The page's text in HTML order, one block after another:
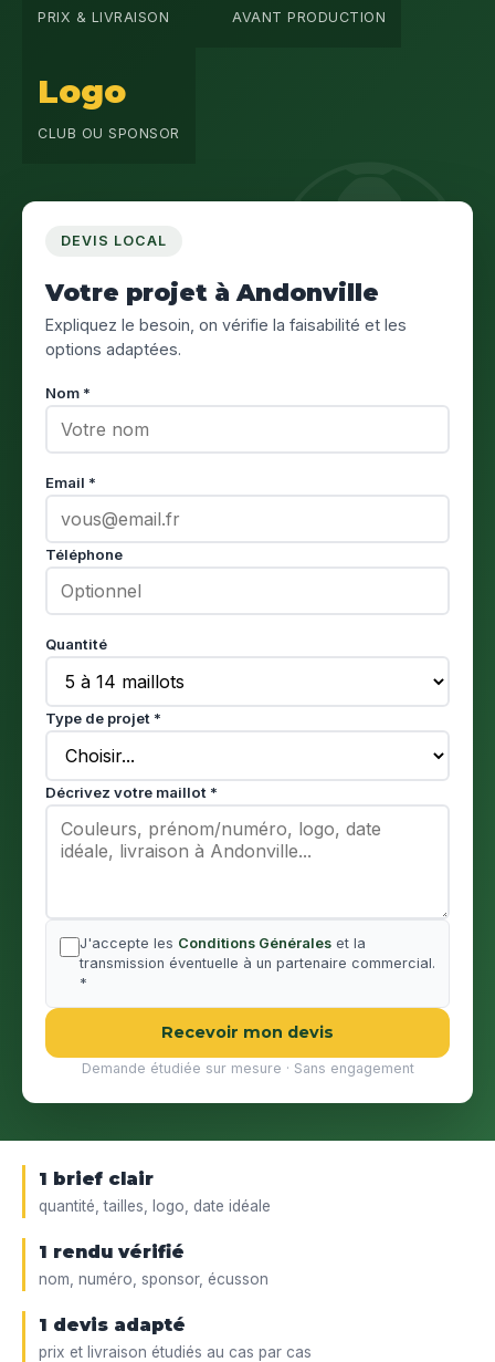
PRIX & LIVRAISON AVANT PRODUCTION
Logo
CLUB OU SPONSOR
DEVIS LOCAL
Votre projet à Andonville
Expliquez le besoin, on vérifie la faisabilité et les
options adaptées.
Nom *
Email *
Téléphone
Quantité
Type de projet *
Décrivez votre maillot *
J'accepte les Conditions Générales et la
transmission éventuelle à un partenaire commercial.
*
Recevoir mon devis
Demande étudiée sur mesure · Sans engagement
1 brief clair
quantité, tailles, logo, date idéale
1 rendu vérifié
nom, numéro, sponsor, écusson
1 devis adapté
prix et livraison étudiés au cas par cas